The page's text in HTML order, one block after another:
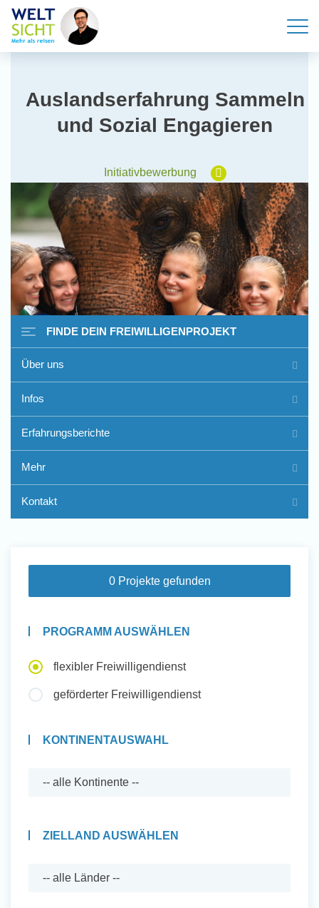
Auslandserfahrung Sammeln
und Sozial Engagieren
Initiativbewerbung
Freiwilligenarbeit im Ausland
- Erfahrungsberichte
Auslandserfahrung Sammeln
und Sozial Engagieren
Initiativbewerbung
FINDE DEIN FREIWILLIGENPROJEKT
Über uns
Infos
Erfahrungsberichte
Mehr
Kontakt
0 Projekte gefunden
PROGRAMM AUSWÄHLEN
flexibler Freiwilligendienst
geförderter Freiwilligendienst
KONTINENTAUSWAHL
ZIELLAND AUSWÄHLEN